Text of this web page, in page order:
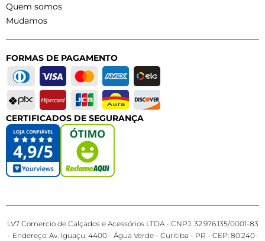
Quem somos
Mudamos
FORMAS DE PAGAMENTO
CERTIFICADOS DE SEGURANÇA
LV7 Comercio de Calçados e Acessórios LTDA - CNPJ: 32.976.135/0001-83
- Endereço: Av. Iguaçu, 4400 - Água Verde - Curitiba - PR - CEP: 80.240-